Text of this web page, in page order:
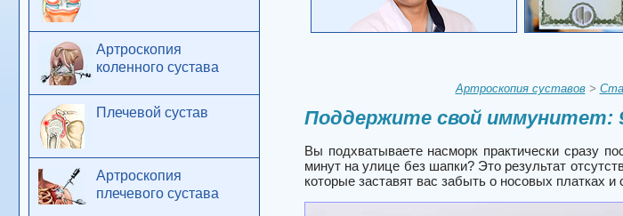
Артроскопия суставов>
Поддержите свой иммунитет:
Вы подхватываете насморк практически сразу
минут на улице без шапки? Это результат
которые заставят вас забыть о носовых платках и
Артроскопия
коленного сустава
Плечевой сустав
Артроскопия
плечевого сустава